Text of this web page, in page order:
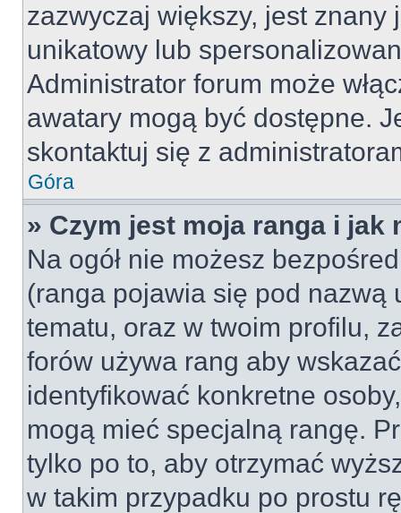
zazwyczaj większy, jest
unikatowy lub
Administrator forum może
awatary mogą być dostępne.
skontaktuj się z
Góra
» Czym jest moja ranga i jak
Na ogół nie możesz
(ranga pojawia się pod
tematu, oraz w twoim profilu,
forów używa rang aby
identyfikować konkretne
mogą mieć specjalną rangę.
tylko po to, aby otrzymać
w takim przypadku po prostu